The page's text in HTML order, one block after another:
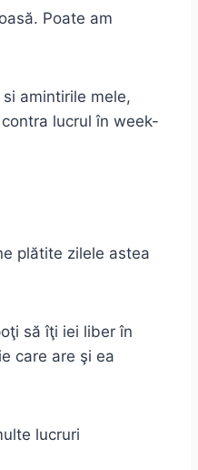
Poate am
amintirile mele,
lucrul în week-
plătite zilele astea
să îţi iei liber în
care are şi ea
lucruri